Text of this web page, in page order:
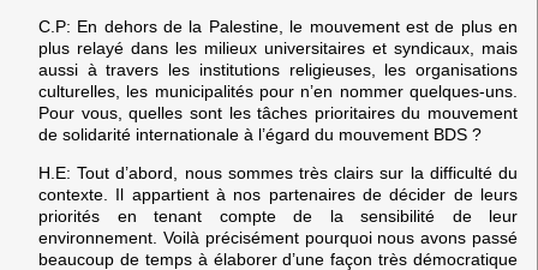
C.P: En dehors de la Palestine, le mouvement est de plus en
plus relayé dans les milieux universitaires et syndicaux, mais
aussi à travers les institutions religieuses, les organisations
culturelles, les municipalités pour n’en nommer quelques-uns.
Pour vous, quelles sont les tâches prioritaires du mouvement
de solidarité internationale à l’égard du mouvement BDS ?
H.E: Tout d’abord, nous sommes très clairs sur la difficulté du
contexte. Il appartient à nos partenaires de décider de leurs
priorités en tenant compte de la sensibilité de leur
environnement. Voilà précisément pourquoi nous avons passé
beaucoup de temps à élaborer d’une façon très démocratique